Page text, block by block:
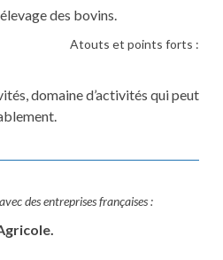
des bovins.
Atouts et points forts :
domaine d’activités qui peut
des entreprises françaises :